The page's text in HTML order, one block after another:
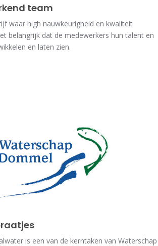
team
waar high nauwkeurigheid en kwaliteit
belangrijk dat de medewerkers hun talent en
en laten zien.
is een van de kerntaken van Waterschap